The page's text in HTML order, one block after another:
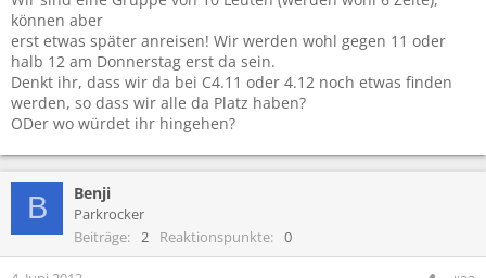
können aber
erst etwas später anreisen! Wir werden wohl gegen 11 oder
halb 12 am Donnerstag erst da sein.
Denkt ihr, dass wir da bei C4.11 oder 4.12 noch etwas finden
werden, so dass wir alle da Platz haben?
ODer wo würdet ihr hingehen?
B Benji
Parkrocker
Beiträge
2 Reaktionspunkte 0